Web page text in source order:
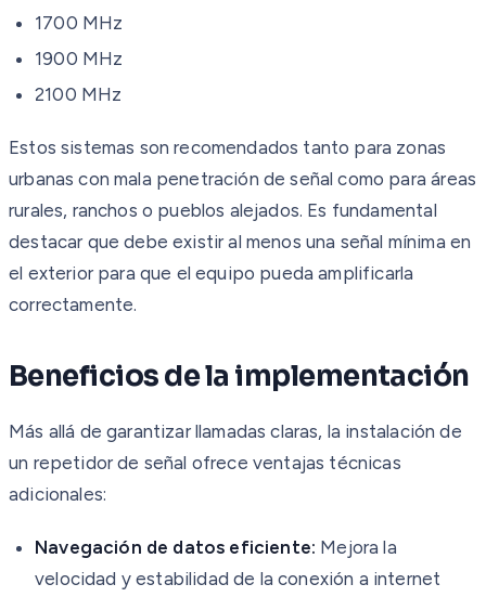
1700 MHz
1900 MHz
2100 MHz
Estos sistemas son recomendados tanto para zonas
urbanas con mala penetración de señal como para áreas
rurales, ranchos o pueblos alejados. Es fundamental
destacar que debe existir al menos una señal mínima en
el exterior para que el equipo pueda amplificarla
correctamente.
Beneficios de la implementación
Más allá de garantizar llamadas claras, la instalación de
un repetidor de señal ofrece ventajas técnicas
adicionales:
Navegación de datos eficiente: Mejora la
velocidad y estabilidad de la conexión a internet